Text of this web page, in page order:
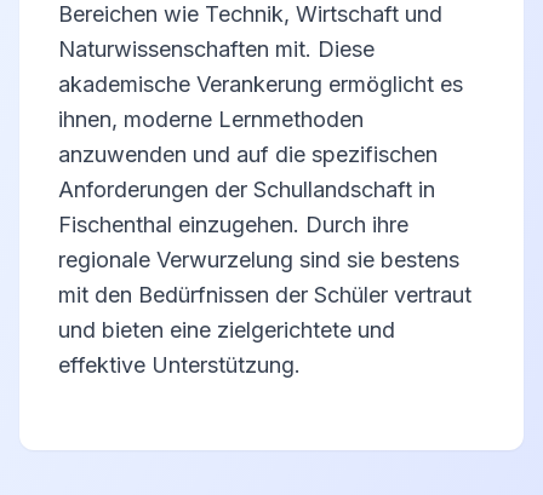
Bereichen wie Technik, Wirtschaft und
Naturwissenschaften mit. Diese
akademische Verankerung ermöglicht es
ihnen, moderne Lernmethoden
anzuwenden und auf die spezifischen
Anforderungen der Schullandschaft in
Fischenthal einzugehen. Durch ihre
regionale Verwurzelung sind sie bestens
mit den Bedürfnissen der Schüler vertraut
und bieten eine zielgerichtete und
effektive Unterstützung.